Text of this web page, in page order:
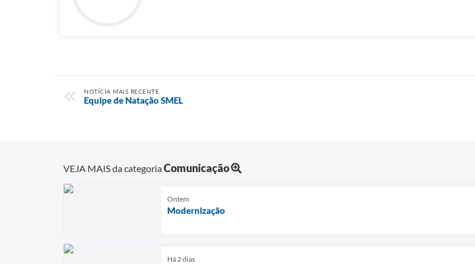
NOTÍCIA MAIS RECENTE
Equipe de Natação SMEL
VEJA MAIS da categoriaComunicação
Ontem
Modernização
Há 2 dias